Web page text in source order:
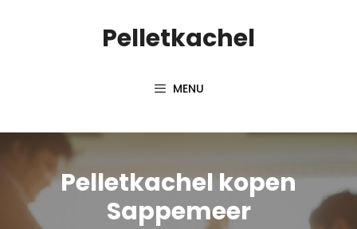
Pelletkachel
MENU
Pelletkachel kopen
Sappemeer